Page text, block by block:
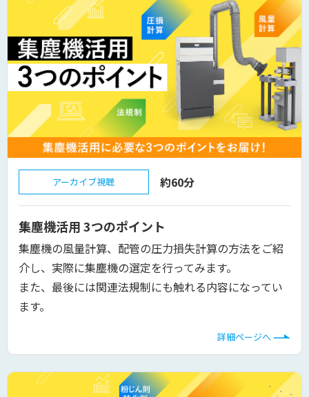
アーカイブ視聴 約60分
集塵機活用 3つのポイント
集塵機の風量計算、配管の圧力損失計算の方法をご紹
介し、実際に集塵機の選定を行ってみます。
また、最後には関連法規制にも触れる内容になってい
ます。
詳細ページへ